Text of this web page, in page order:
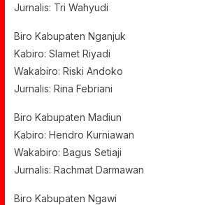
Jurnalis: Tri Wahyudi
Biro Kabupaten Nganjuk
Kabiro: Slamet Riyadi
Wakabiro: Riski Andoko
Jurnalis: Rina Febriani
Biro Kabupaten Madiun
Kabiro: Hendro Kurniawan
Wakabiro: Bagus Setiaji
Jurnalis: Rachmat Darmawan
Biro Kabupaten Ngawi